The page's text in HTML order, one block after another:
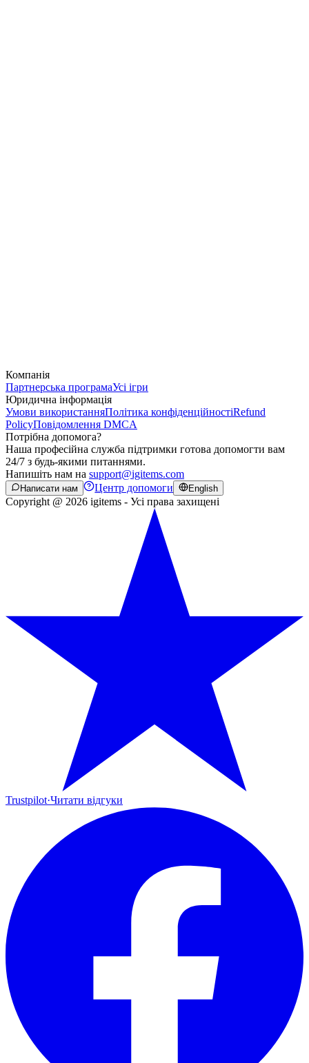
Компанія
Партнерська програмаУсі ігри
Юридична інформація
Умови використанняПолітика конфіденційностіRefund
PolicyПовідомлення DMCA
Потрібна допомога?
Наша професійна служба підтримки готова допомогти вам
24/7 з будь-якими питаннями.
Напишіть нам на support@igitems.com
Написати нам Центр допомоги English
Copyright @ 2026 igitems - Усі права захищені
Trustpilot·Читати відгуки